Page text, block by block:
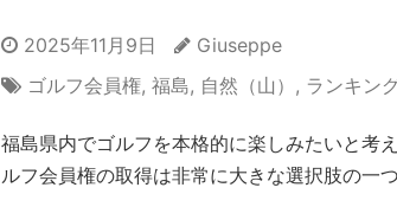
2025年11月9日
Giuseppe
ゴルフ会員権, 福島, 自然（山） , ランキン
福島県内でゴルフを本格的に楽しみたいと考
ルフ会員権の取得は非常に大きな選択肢の一つ